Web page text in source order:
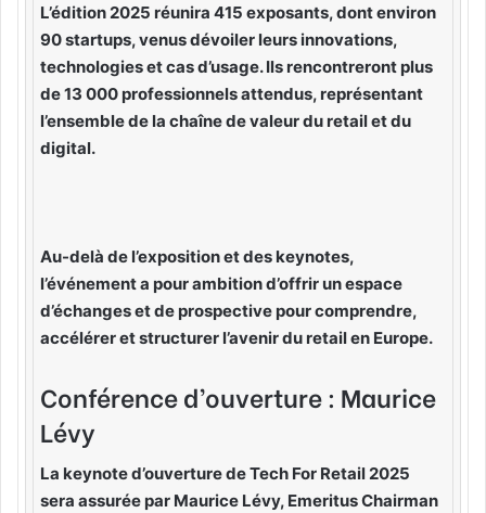
L’édition 2025 réunira 415 exposants, dont environ
90 startups, venus dévoiler leurs innovations,
technologies et cas d’usage. Ils rencontreront plus
de 13 000 professionnels attendus, représentant
l’ensemble de la chaîne de valeur du retail et du
digital.
Au-delà de l’exposition et des keynotes,
l’événement a pour ambition d’offrir un espace
d’échanges et de prospective pour comprendre,
accélérer et structurer l’avenir du retail en Europe.
Conférence d’ouverture : Maurice
Lévy
La keynote d’ouverture de Tech For Retail 2025
sera assurée par Maurice Lévy, Emeritus Chairman